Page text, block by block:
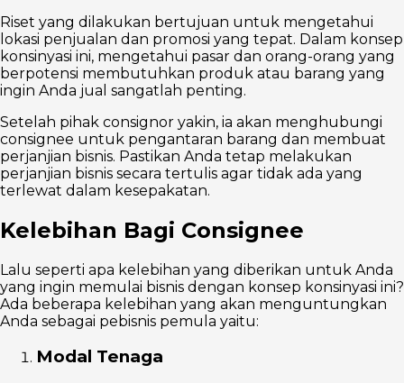
Riset yang dilakukan bertujuan untuk mengetahui
lokasi penjualan dan promosi yang tepat. Dalam konsep
konsinyasi ini, mengetahui pasar dan orang-orang yang
berpotensi membutuhkan produk atau barang yang
ingin Anda jual sangatlah penting.
Setelah pihak consignor yakin, ia akan menghubungi
consignee untuk pengantaran barang dan membuat
perjanjian bisnis. Pastikan Anda tetap melakukan
perjanjian bisnis secara tertulis agar tidak ada yang
terlewat dalam kesepakatan.
Kelebihan Bagi Consignee
Lalu seperti apa kelebihan yang diberikan untuk Anda
yang ingin memulai bisnis dengan konsep konsinyasi ini?
Ada beberapa kelebihan yang akan menguntungkan
Anda sebagai pebisnis pemula yaitu:
Modal Tenaga